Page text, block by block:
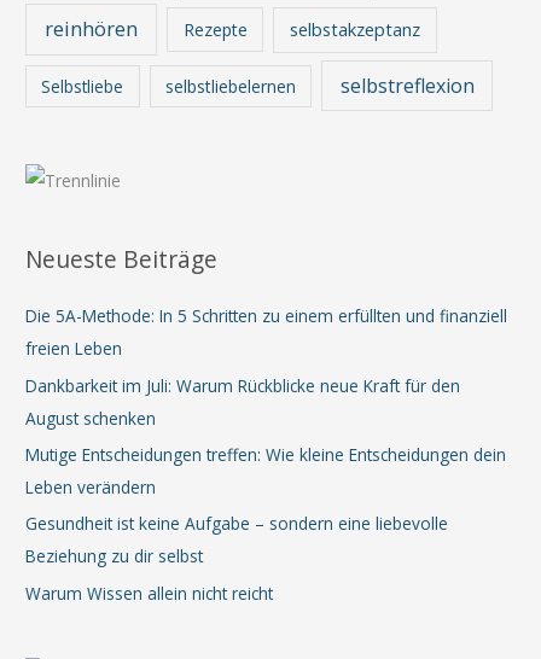
reinhören Rezepte selbstakzeptanz
Selbstliebe selbstliebelernen selbstreflexion
Neueste Beiträge
Die 5A-Methode: In 5 Schritten zu einem erfüllten und finanziell
freien Leben
Dankbarkeit im Juli: Warum Rückblicke neue Kraft für den
August schenken
Mutige Entscheidungen treffen: Wie kleine Entscheidungen dein
Leben verändern
Gesundheit ist keine Aufgabe – sondern eine liebevolle
Beziehung zu dir selbst
Warum Wissen allein nicht reicht